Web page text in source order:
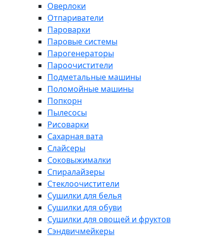
Оверлоки
Отпариватели
Пароварки
Паровые системы
Парогенераторы
Пароочистители
Подметальные машины
Поломойные машины
Попкорн
Пылесосы
Рисоварки
Сахарная вата
Слайсеры
Соковыжималки
Спиралайзеры
Стеклоочистители
Сушилки для белья
Сушилки для обуви
Сушилки для овощей и фруктов
Сэндвичмейкеры